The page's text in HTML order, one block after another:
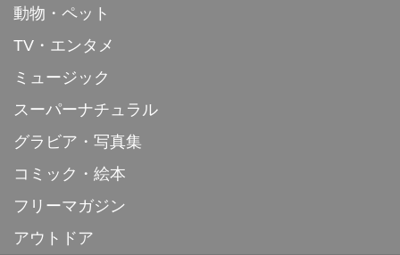
動物・ペット
TV・エンタメ
ミュージック
スーパーナチュラル
グラビア・写真集
コミック・絵本
フリーマガジン
アウトドア